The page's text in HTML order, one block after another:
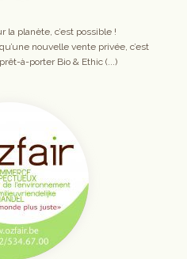
la planète, c’est possible !
nouvelle vente privée, c’est
à-porter Bio & Ethic (...)